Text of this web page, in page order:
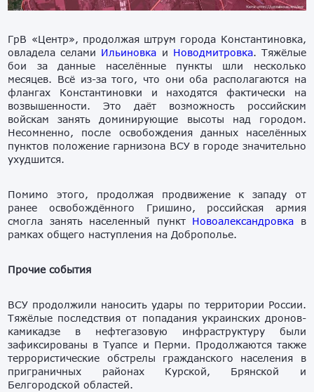
ГрВ «Центр», продолжая штрум города Константиновка,
овладела селами Ильиновка и Новодмитровка. Тяжёлые
бои за данные населённые пункты шли несколько
месяцев. Всё из-за того, что они оба располагаются на
флангах Константиновки и находятся фактически на
возвышенности. Это даёт возможность российским
войскам занять доминирующие высоты над городом.
Несомненно, после освобождения данных населённых
пунктов положение гарнизона ВСУ в городе значительно
ухудшится.
Помимо этого, продолжая продвижение к западу от
ранее освобождённого Гришино, российская армия
смогла занять населенный пункт Новоалександровка в
рамках общего наступления на Доброполье.
Прочие события
ВСУ продолжили наносить удары по территории России.
Тяжёлые последствия от попадания украинских дронов-
камикадзе в нефтегазовую инфраструктуру были
зафиксированы в Туапсе и Перми. Продолжаются также
террористические обстрелы гражданского населения в
приграничных районах Курской, Брянской и
Белгородской областей.